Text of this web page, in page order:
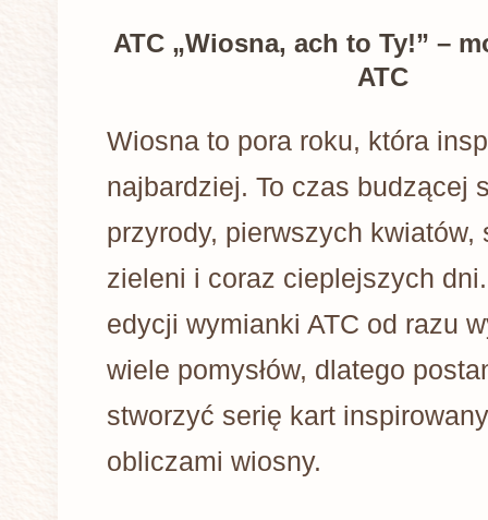
ATC „Wiosna, ach to Ty!” –
ATC
Wiosna to pora roku, która
najbardziej. To czas budzącej
przyrody, pierwszych kwiatów,
zieleni i coraz cieplejszych
edycji wymianki ATC od razu
wiele pomysłów, dlatego
stworzyć serię kart
obliczami wiosny.